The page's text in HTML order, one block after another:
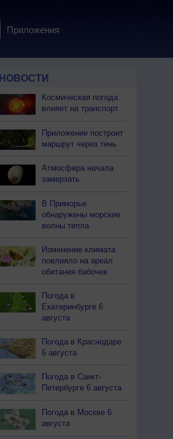
Приложения
НОВОСТИ
Космическая погода
влияет на транспорт
Приложение построит
маршрут через тень
Атмосфера начала
замерзать
В Приморье
обнаружены морские
волны тепла
Изменение климата
повлияло на ареал
обитания бабочек
Погода в
Екатеринбурге 6
августа
Погода в Краснодаре
6 августа
Погода в Санкт-
Петербурге 6 августа
Погода в Москве 6
августа